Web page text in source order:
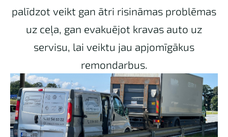
palīdzot veikt gan ātri risināmas problēmas
uz ceļa, gan evakuējot kravas auto uz
servisu, lai veiktu jau apjomīgākus
remondarbus.